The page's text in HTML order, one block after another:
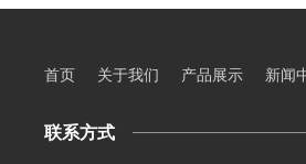
首页 关于我们 产品展示 新闻
联系方式